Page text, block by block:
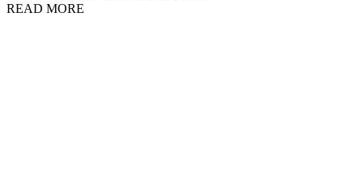
READ MORE